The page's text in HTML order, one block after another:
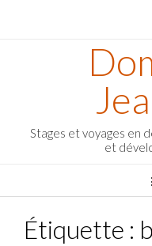
Stages et voyages en
et
Étiquette :